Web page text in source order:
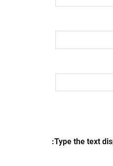
Type the text